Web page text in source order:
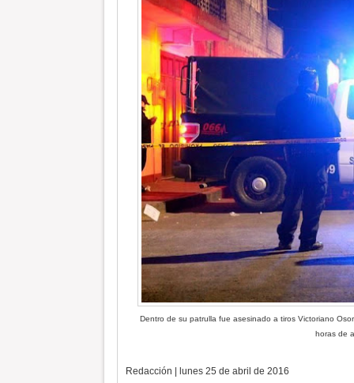
Dentro de su patrulla fue asesinado a tiros Victoriano
horas de
Redacción | lunes 25 de abril de 2016